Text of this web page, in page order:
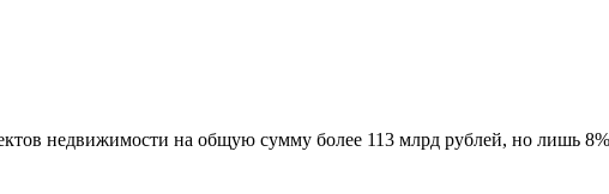
недвижимости на общую сумму более 113 млрд рублей, но лишь